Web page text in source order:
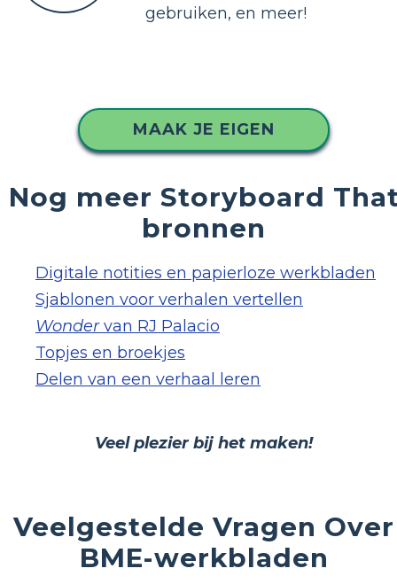
gebruiken, en meer!
MAAK JE EIGEN
Nog meer Storyboard
bronnen
Digitale notities en papierloze werkbladen
Sjablonen voor verhalen vertellen
Wondervan RJ Palacio
Topjes en broekjes
Delen van een verhaal leren
Veel plezier bij het maken!
Veelgestelde Vragen Over
BME-werkbladen